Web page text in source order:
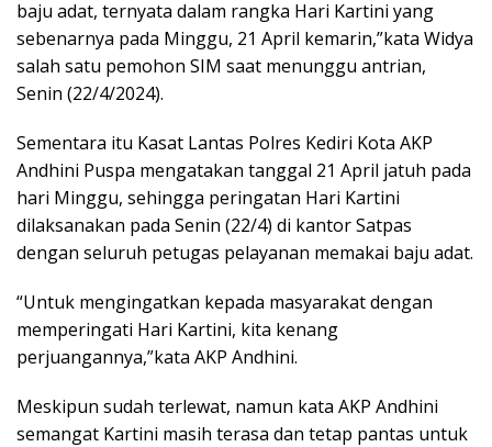
baju adat, ternyata dalam rangka Hari Kartini yang
sebenarnya pada Minggu, 21 April kemarin,”kata Widya
salah satu pemohon SIM saat menunggu antrian,
Senin (22/4/2024).
Sementara itu Kasat Lantas Polres Kediri Kota AKP
Andhini Puspa mengatakan tanggal 21 April jatuh pada
hari Minggu, sehingga peringatan Hari Kartini
dilaksanakan pada Senin (22/4) di kantor Satpas
dengan seluruh petugas pelayanan memakai baju adat.
“Untuk mengingatkan kepada masyarakat dengan
memperingati Hari Kartini, kita kenang
perjuangannya,”kata AKP Andhini.
Meskipun sudah terlewat, namun kata AKP Andhini
semangat Kartini masih terasa dan tetap pantas untuk